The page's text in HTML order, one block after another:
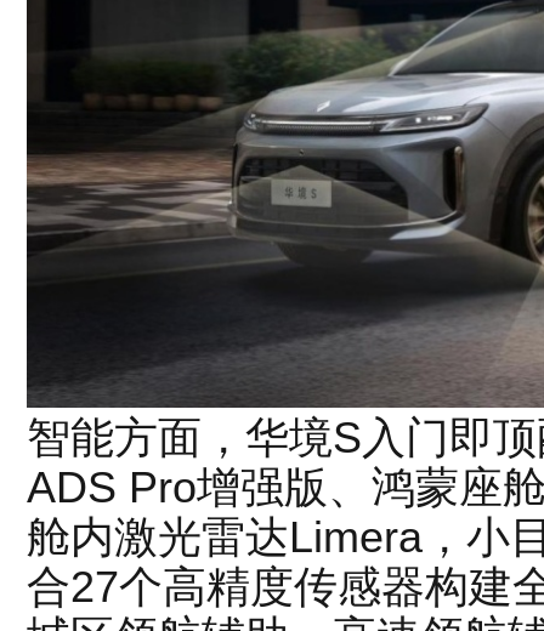
智能方面，华境S入门即
ADS Pro增强版、鸿蒙座
舱内激光雷达Limera，小
合27个高精度传感器构建